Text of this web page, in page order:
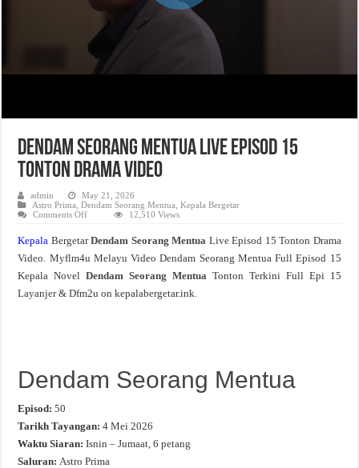
Dendam Seorang Mentua Live Episod 15
Tonton Drama Video
admin
May 21, 2026
Astro Prima ,Dendam Seorang Mentua ,Kepala Bergetar
Comments Offon
Mentua
Episod
15
Tonton
Drama
Video
12,510 Views
Kepala BergetarDendam Seorang Mentua Live Episod 15 Tonton Drama
Video. Myflm4u Melayu Video Dendam Seorang Mentua Full Episod 15
Kepala Novel Dendam Seorang Mentua Tonton Terkini Full Epi 15
Layanjer & Dfm2u on kepalabergetar.ink.
Dendam Seorang Mentua
Episod: 50
Tarikh Tayangan: 4 Mei 2026
Waktu Siaran: Isnin – Jumaat, 6 petang
Saluran: Astro Prima